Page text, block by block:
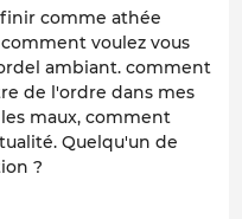
comme athée
voulez vous
ambiant. comment
de l'ordre dans mes
maux, comment
Quelqu'un de
?